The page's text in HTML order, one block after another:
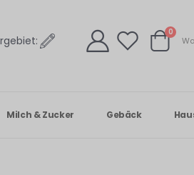
0Artikel
Milch & Zucker Gebäck